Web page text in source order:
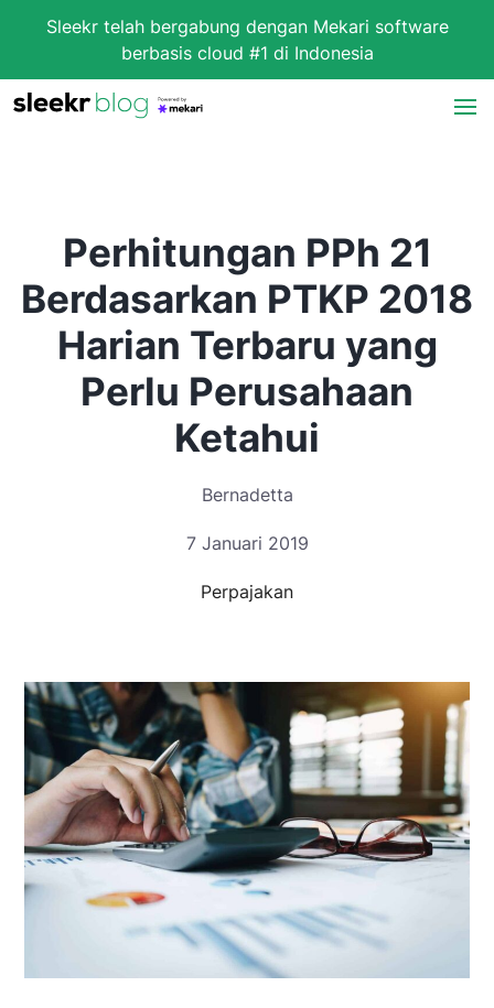
Sleekr telah bergabung dengan Mekari software
berbasis cloud #1 di Indonesia
Perhitungan PPh 21
Berdasarkan PTKP 2018
Harian Terbaru yang
Perlu Perusahaan
Ketahui
Bernadetta
7 Januari 2019
Perpajakan